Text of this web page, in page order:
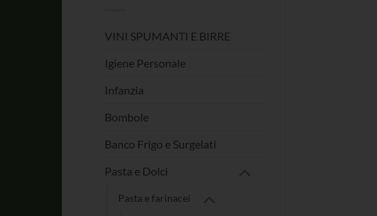
VINI SPUMANTI E BIRRE
Igiene Personale
Infanzia
Bombole
Banco Frigo e Surgelati
Pasta e Dolci
Pasta e farinacei